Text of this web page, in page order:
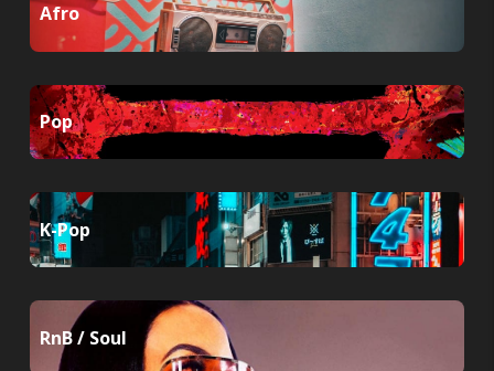
Afro
Pop
K-Pop
RnB / Soul